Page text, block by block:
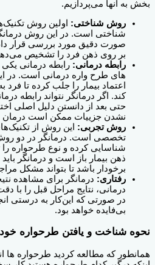
بخش به آنها می‌پردازیم.
روش شناختی:
اولین روش
شناختی است. در این روش
صورت دقیق مورد بررسی قرار
بر روی ذهن فرد را تشخیص
رابطه درمانی: رابطه درمانی
های طرح واره درمانی است. در
اعتماد بیمار را جلب کرده تا فرد
کند. اگر درمانگر نتواند رابطه
حتی بعد از دانستن دلیل اصلی
نشدن جزییات ممکن است درمان
روش تجربی:
این روش از
تخصصی است. درمانگر در دو
شناسایی کرده و نوع طرحواره
ذهن بیمار باز است و درمانگر
برخودار باشد تا بتواند مشکل
رفتاری: درمانگر برای مشاهده
درمانی، نتایج مراحل قبل را با
در صورتی که این‌کار به درستی
بی‌فایده خواهد بود.
نحوه شناخت و یافتن طرحواره خود
همانطور که مطالعه کردید طرحواره ها